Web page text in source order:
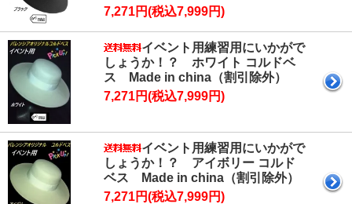
7,271円(税込7,999円)
イベント用練習用にいかがで
しょうか！？ ホワイト コルドベ
ス Made in china（割引除外）
7,271円(税込7,999円)
イベント用練習用にいかがで
しょうか！？ アイボリー コルド
ベス Made in china（割引除外）
7,271円(税込7,999円)